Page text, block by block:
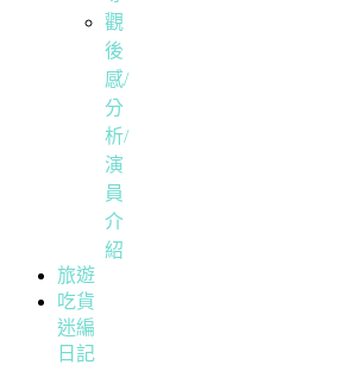
觀
後
感/
分
析/
演
員
介
紹
旅遊
吃貨
迷編
日記